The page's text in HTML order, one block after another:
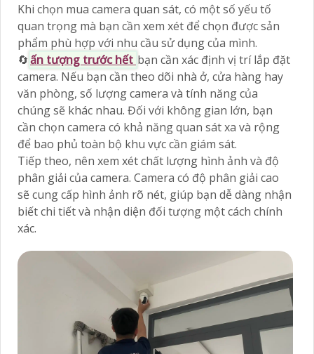
Khi chọn mua camera quan sát, có một số yếu tố
quan trọng mà bạn cần xem xét để chọn được sản
phẩm phù hợp với nhu cầu sử dụng của mình.
🔄ấn tượng trước hết bạn cần xác định vị trí lắp đặt
camera. Nếu bạn cần theo dõi nhà ở, cửa hàng hay
văn phòng, số lượng camera và tính năng của
chúng sẽ khác nhau. Đối với không gian lớn, bạn
cần chọn camera có khả năng quan sát xa và rộng
để bao phủ toàn bộ khu vực cần giám sát.
Tiếp theo, nên xem xét chất lượng hình ảnh và độ
phân giải của camera. Camera có độ phân giải cao
sẽ cung cấp hình ảnh rõ nét, giúp bạn dễ dàng nhận
biết chi tiết và nhận diện đối tượng một cách chính
xác.